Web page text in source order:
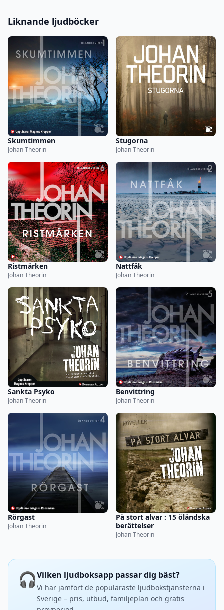
Liknande ljudböcker
Skumtimmen
Johan Theorin
Stugorna
Johan Theorin
Ristmärken
Johan Theorin
Nattfåk
Johan Theorin
Sankta Psyko
Johan Theorin
Benvittring
Johan Theorin
Rörgast
Johan Theorin
På stort alvar : 15 öländska
berättelser
Johan Theorin
🎧Vilken ljudboksapp passar dig bäst?
Vi har jämfört de populäraste ljudbokstjänsterna i
Sverige – pris, utbud, familjeplan och gratis